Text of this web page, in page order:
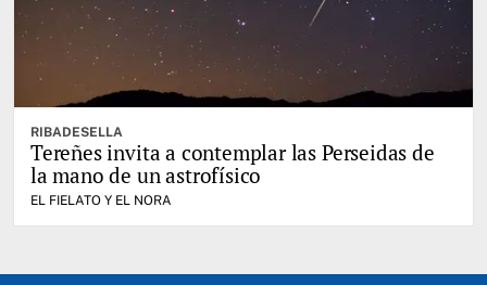
RIBADESELLA
Tereñes invita a contemplar las Perseidas de
la mano de un astrofísico
EL FIELATO Y EL NORA